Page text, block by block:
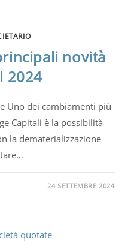
novità
2024
Uno dei cambiamenti più
Capitali è la possibilità
la dematerializzazione
24 SETTEMBRE 2024